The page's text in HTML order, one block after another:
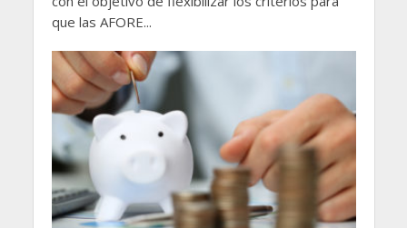
que las AFORE...